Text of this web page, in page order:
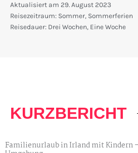
Aktualisiert am 29. August 2023
Reisezeitraum: Sommer, Sommerferien
Reisedauer: Drei Wochen, Eine Woche
KURZBERICHT
Familienurlaub in Irland mit Kindern –